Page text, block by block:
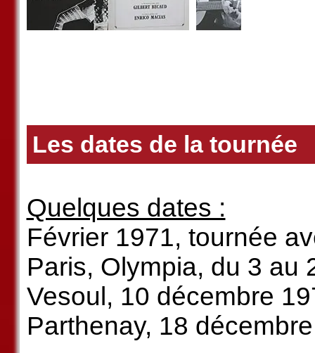
Les dates de la tournée
Quelques dates :
Février 1971, tournée
Paris, Olympia, du 3 au
Vesoul, 10 décembre
Parthenay, 18